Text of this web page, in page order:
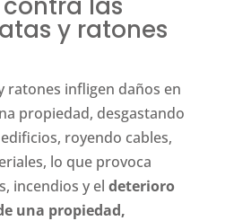
y ratones
ratones infligen daños en
propiedad, desgastando
royendo cables,
lo que provoca
incendios y el deterioro
una propiedad,